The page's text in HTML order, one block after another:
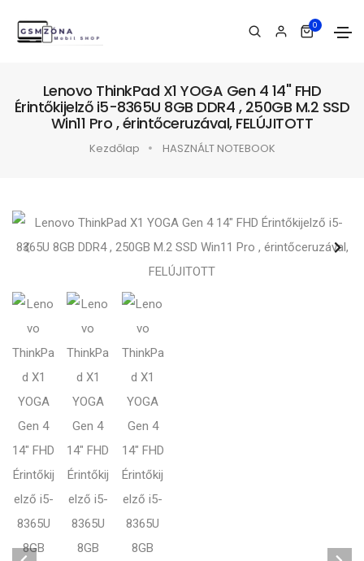
0
Lenovo ThinkPad X1 YOGA Gen 4 14" FHD
Érintőkijelző i5-8365U 8GB DDR4 , 250GB M.2 SSD
Win11 Pro , érintőceruzával, FELÚJITOTT
Kezdőlap HASZNÁLT NOTEBOOK